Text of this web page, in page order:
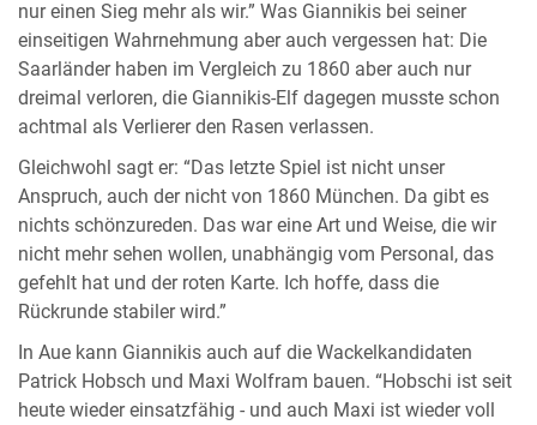
nur einen Sieg mehr als wir.” Was Giannikis bei seiner
einseitigen Wahrnehmung aber auch vergessen hat: Die
Saarländer haben im Vergleich zu 1860 aber auch nur
dreimal verloren, die Giannikis-Elf dagegen musste schon
achtmal als Verlierer den Rasen verlassen.
Gleichwohl sagt er: “Das letzte Spiel ist nicht unser
Anspruch, auch der nicht von 1860 München. Da gibt es
nichts schönzureden. Das war eine Art und Weise, die wir
nicht mehr sehen wollen, unabhängig vom Personal, das
gefehlt hat und der roten Karte. Ich hoffe, dass die
Rückrunde stabiler wird.”
In Aue kann Giannikis auch auf die Wackelkandidaten
Patrick Hobsch und Maxi Wolfram bauen. “Hobschi ist seit
heute wieder einsatzfähig - und auch Maxi ist wieder voll